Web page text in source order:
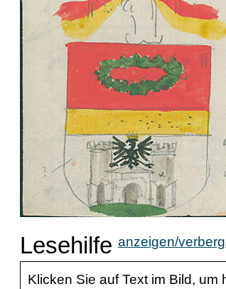
Lesehilfe anzeigen/
Klicken Sie auf Text im Bild,